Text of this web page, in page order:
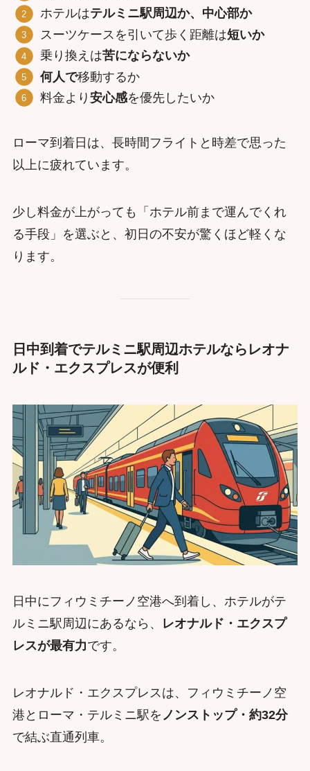
ホテルはテルミニ駅周辺か、中心部か
スーツケースを引いて歩く距離は短いか
乗り換えは苦にならないか
何人で移動するか
料金より安心感を優先したいか
ローマ到着日は、長時間フライトと時差で思った
以上に疲れています。
少し料金が上がっても「ホテル前まで運んでくれ
る手段」を選ぶと、初日の不安が驚くほど軽くな
ります。
日中到着でテルミニ駅周辺ホテルならレオナ
ルド・エクスプレスが便利
日中にフィウミチーノ空港へ到着し、ホテルがテ
ルミニ駅周辺にあるなら、
レオナルド・エクスプ
レスが最有力です。
レオナルド・エクスプレスは、フィウミチーノ空
港とローマ・テルミニ駅を ノンストップ・約32分
で結ぶ直通列車。